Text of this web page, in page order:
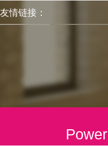
友情链接：